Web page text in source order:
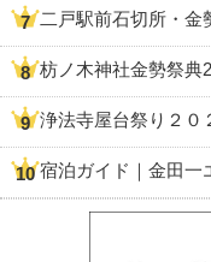
二戸駅前石切所・金
枋ノ木神社金勢祭典
浄法寺屋台祭り２
宿泊ガイド｜金田一